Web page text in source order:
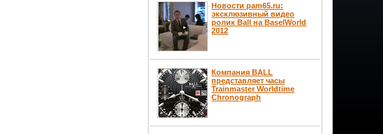
Новости pam65.ru:
эксклюзивный видео
ролик Ball на BaselWorld
2012
Компания BALL
представляет часы
Trainmaster Worldtime
Chronograph